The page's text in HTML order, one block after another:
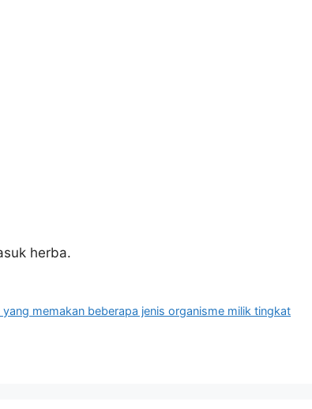
herba.
memakan beberapa jenis organisme milik tingkat